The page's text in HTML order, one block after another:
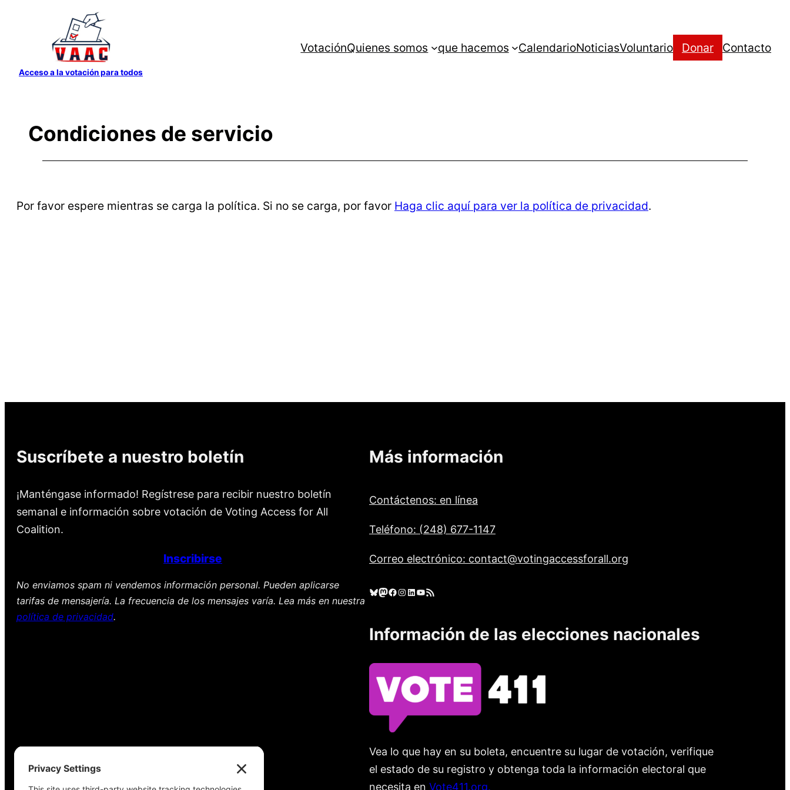
contenido
Acceso a la votación para todos
VotaciónQuienes somos que hacemos CalendarioNoticiasVoluntario Donar Contacto
Condiciones de servicio
Por favor espere mientras se carga la política. Si no se carga, por favor Haga clic aquí para ver la política de privacidad.
Suscríbete a nuestro boletín
¡Manténgase informado! Regístrese para recibir nuestro boletín
semanal e información sobre votación de Voting Access for All
Coalition.
Inscribirse
No enviamos spam ni vendemos información personal. Pueden aplicarse
tarifas de mensajería. La frecuencia de los mensajes varía. Lea más en nuestra
política de privacidad.
Más información
Contáctenos: en línea
Teléfono: (248) 677-1147
Correo electrónico: contact@votingaccessforall.org
Cielo azul Mastodonte Facebook Instagram LinkedIn YouTube Feed RSS
Información de las elecciones nacionales
Vea lo que hay en su boleta, encuentre su lugar de votación, verifique
el estado de su registro y obtenga toda la información electoral que
necesita en Vote411.org.